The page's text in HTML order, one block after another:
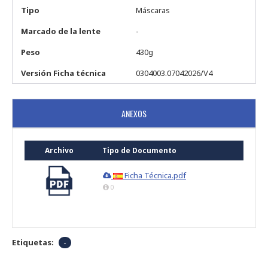
Tipo
Máscaras
Marcado de la lente
-
Peso
430g
Versión Ficha técnica
0304003.07042026/V4
ANEXOS
Archivo Tipo de Documento
Ficha Técnica.pdf
0
Etiquetas: -